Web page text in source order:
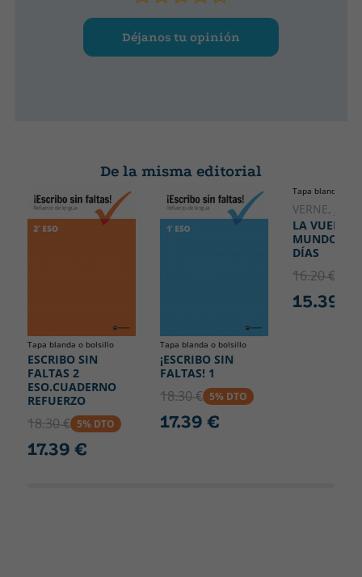
Déjanos tu opinión
De la misma editorial
Tapa blanda o bolsillo
ESCRIBO SIN
FALTAS 2
ESO.CUADERNO
REFUERZO
18.30 € 5% DTO
17.39 €
Tapa blanda o bolsillo
¡ESCRIBO SIN
FALTAS! 1
18.30 € 5% DTO
17.39 €
Tapa blanda o
VERNE,
LA VUELTA
MUNDO EN
DÍAS
16.20 €
15.39 €